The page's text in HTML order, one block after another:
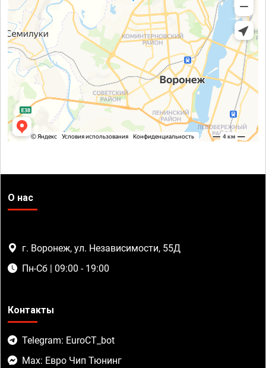
О нас
г. Воронеж, ул. Независимости, 55Д
Пн-Сб | 09:00 - 19:00
Контакты
Telegram: EuroCT_bot
Max: Евро Чип Тюнинг